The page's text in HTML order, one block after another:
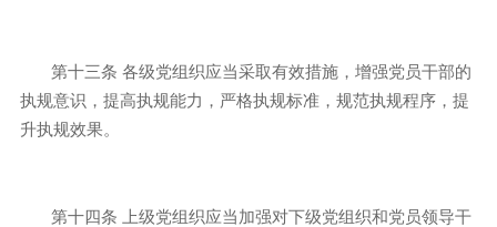
第十三条 各级党组织应当采取有效措施，增强党员干部的
执规意识，提高执规能力，严格执规标准，规范执规程序，提
升执规效果。
第十四条
上级党组织应当加强对下级党组织和党员领导干